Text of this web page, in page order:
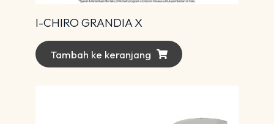
I-CHIRO GRANDIA X
Tambah ke keranjang